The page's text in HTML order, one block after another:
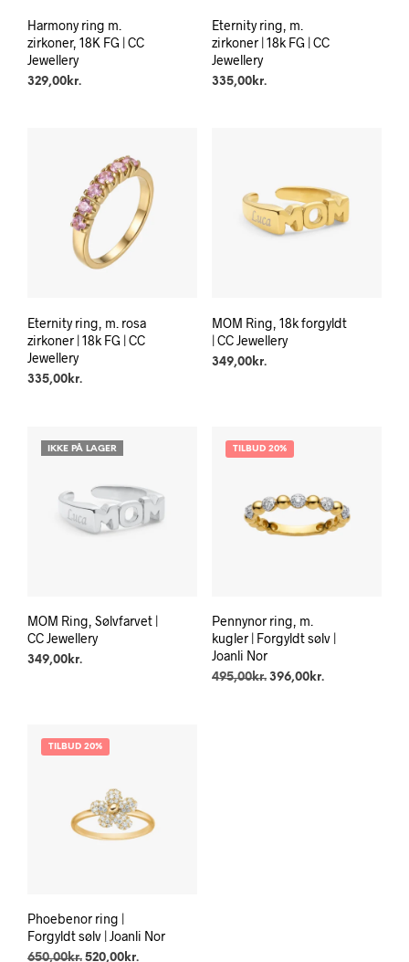
Harmony ring m.
zirkoner, 18K FG | CC
Jewellery
329,00 kr.
Eternity ring, m.
zirkoner | 18k FG | CC
Jewellery
335,00kr.
Eternity ring, m. rosa
zirkoner | 18k FG | CC
Jewellery
335,00 kr.
MOM Ring, 18k forgyldt
| CC Jewellery
349,00kr.
IKKE PÅ LAGER
MOM Ring, Sølvfarvet |
CC Jewellery
349,00 kr.
TILBUD 20%
Pennynor ring, m.
kugler | Forgyldt sølv |
Joanli Nor
495,00kr. 396,00kr.
TILBUD 20%
Phoebenor ring |
Forgyldt sølv | Joanli Nor
650,00kr. 520,00 kr.